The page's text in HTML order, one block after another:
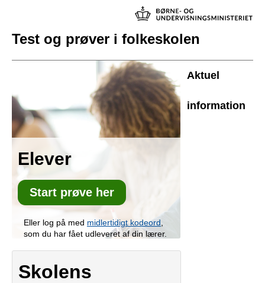
Test og prøver i folkeskolen
Elever
Start prøve her
Eller log på med midlertidigt kodeord
som du har fået udleveret af din lærer.
Skolens
Aktuel
information